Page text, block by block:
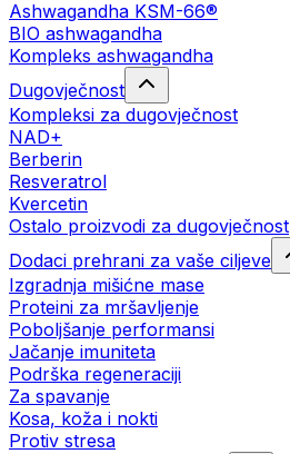
Ashwagandha KSM-66®
BIO ashwagandha
Kompleks ashwagandha
Dugovječnost
Kompleksi za dugovječnost
NAD+
Berberin
Resveratrol
Kvercetin
Ostalo proizvodi za dugovječnost
Dodaci prehrani za vaše ciljeve
Izgradnja mišićne mase
Proteini za mršavljenje
Poboljšanje performansi
Jačanje imuniteta
Podrška regeneraciji
Za spavanje
Kosa, koža i nokti
Protiv stresa